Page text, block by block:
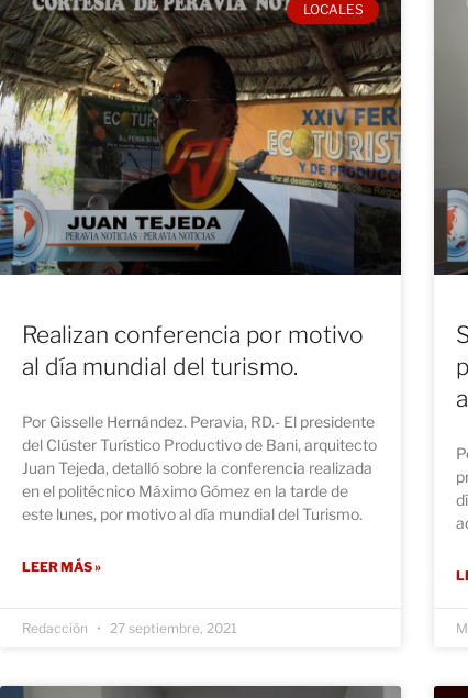
LOCALES
Realizan conferencia por motivo
al día mundial del turismo.
Por Gisselle Hernández. Peravia, RD.- El presidente
del Clúster Turístico Productivo de Bani, arquitecto
Juan Tejeda, detalló sobre la conferencia realizada
en el politécnico Máximo Gómez en la tarde de
este lunes, por motivo al día mundial del Turismo.
LEER MÁS »
Redacción 27 septiembre, 2021